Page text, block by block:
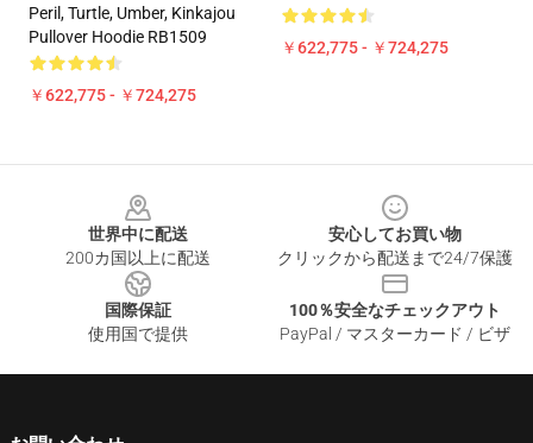
Peril, Turtle, Umber, Kinkajou
Pullover Hoodie RB1509
￥622,775 - ￥724,275
￥622,775 - ￥724,275
世界中に配送
200カ国以上に配送
安心してお買い物
クリックから配送まで24/7保護
国際保証
使用国で提供
100％安全なチェックアウト
PayPal / マスターカード / ビザ